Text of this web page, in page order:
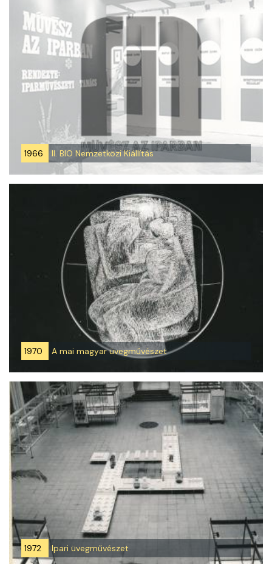
1966 II. BIO Nemzetközi Kiállítás
1970 A mai magyar üvegművészet
1972 Ipari üvegművészet